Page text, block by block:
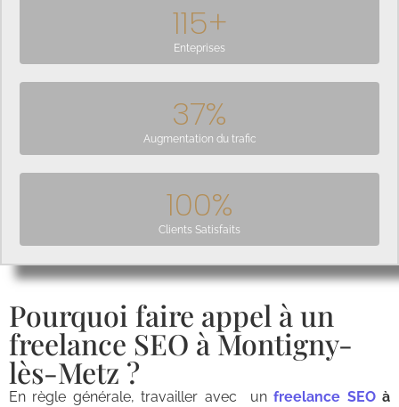
Enteprises
115+
Augmentation du trafic
37%
Clients Satisfaits
100%
Pourquoi faire appel à un
freelance SEO à Montigny-
lès-Metz ?
En règle générale, travailler avec unfreelance SEOà